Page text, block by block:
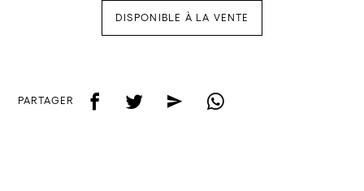
DISPONIBLE À LA VENTE
PARTAGER f t e w